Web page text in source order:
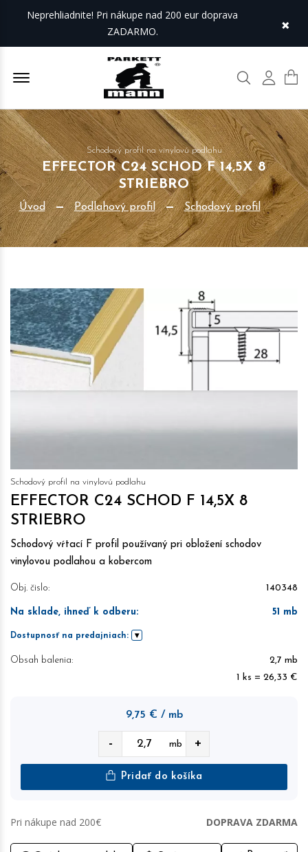
Neprehliadnite! Pri nákupe nad 200 eur doprava
ZADARMO.
×
Offcanvas Menu Open Hľadať Môj
Schodový profil na vinylovú podlahu
EFFECTOR C24 SCHOD F 14,5X 8
STRIEBRO
Úvod Podlahový profil Schodový profil
Schodový profil na vinylovú podlahu
EFFECTOR C24 SCHOD F 14,5X 8
STRIEBRO
Schodový vŕtací F profil používaný pri obložení schodov
vinylovou podlahou a kobercom
Obj. čislo: 140348
Na sklade, ihneď k odberu: 51 mb
Dostupnosť na predajniach:
Obsah balenia:
2,7 mb
1 ks = 26,33 €
9,75 € / mb
- mb +
Pridať do košíka
Pri nákupe nad 200€ DOPRAVA ZDARMA